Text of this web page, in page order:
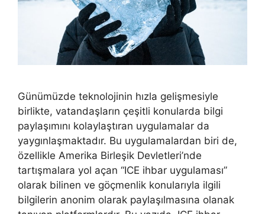
Günümüzde teknolojinin hızla gelişmesiyle
birlikte, vatandaşların çeşitli konularda bilgi
paylaşımını kolaylaştıran uygulamalar da
yaygınlaşmaktadır. Bu uygulamalardan biri de,
özellikle Amerika Birleşik Devletleri’nde
tartışmalara yol açan “ICE ihbar uygulaması”
olarak bilinen ve göçmenlik konularıyla ilgili
bilgilerin anonim olarak paylaşılmasına olanak